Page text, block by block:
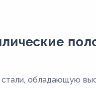
обладающую